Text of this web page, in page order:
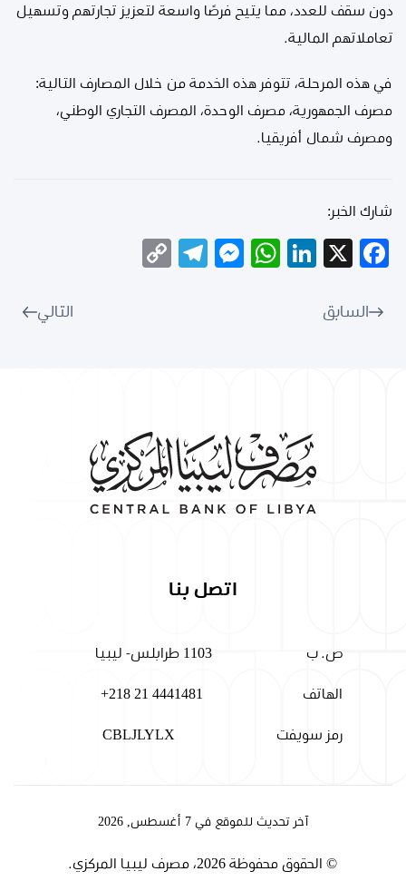
دون سقف للعدد، مما يتيح فرصًا واسعة لتعزيز تجارتهم وتسهيل
تعاملاتهم المالية.
في هذه المرحلة، تتوفر هذه الخدمة من خلال المصارف التالية:
مصرف الجمهورية، مصرف الوحدة، المصرف التجاري الوطني،
ومصرف شمال أفريقيا.
شارك الخبر:
Facebook
X
LinkedIn
WhatsApp
Messenger
Telegram
السابق التالي
اتصل بنا
ص. ب 1103 طرابلس- ليبيا
الهاتف +218 21 4441481
رمز سويفت CBLJLYLX
آخر تحديث للموقع في 7 أغسطس, 2026
© الحقوق محفوظة 2026، مصرف ليبيا المركزي.